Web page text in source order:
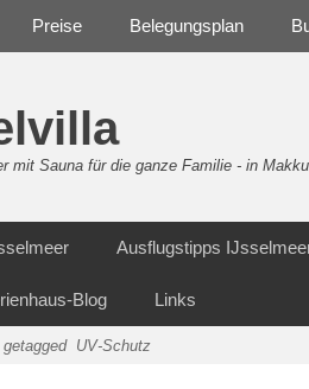
Preise Belegungsplan
mit Sauna für die ganze Familie - in
Ausflugstipps
Blog Links
UV-Schutz